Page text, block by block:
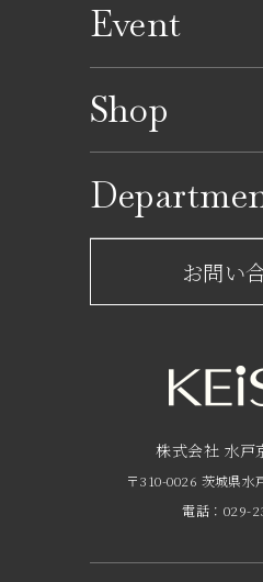
Event
イベントカレンダー
Shop
レストラン一覧
ショップからのお知
フロアガイド
サービスのご案内
京成友の会
京成ポイントカード
お問い
株式会社 水戸
〒310-0026 茨城県水
電話：029-